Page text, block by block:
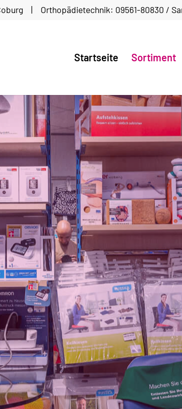
| Orthopädietechnik: 09561-80830 /
Startseite Sortiment